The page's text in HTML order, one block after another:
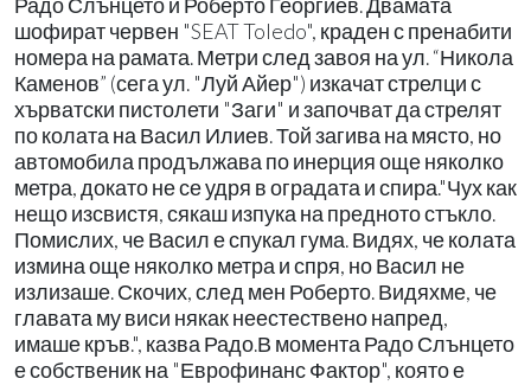
шофират червен "SEAT Toledo", краден с пренабити
номера на рамата. Метри след завоя на ул. “Никола
Каменов” (сега ул. "Луй Айер") изкачат стрелци с
хърватски пистолети "Заги" и започват да стрелят
по колата на Васил Илиев. Той загива на място, но
автомобила продължава по инерция още няколко
метра, докато не се удря в оградата и спира."Чух как
нещо изсвистя, сякаш изпука на предното стъкло.
Помислих, че Васил е спукал гума. Видях, че колата
измина още няколко метра и спря, но Васил не
излизаше. Скочих, след мен Роберто. Видяхме, че
главата му виси някак неестествено напред,
имаше кръв.", казва Радо.В момента Радо Слънцето
е собственик на "Еврофинанс Фактор", която е